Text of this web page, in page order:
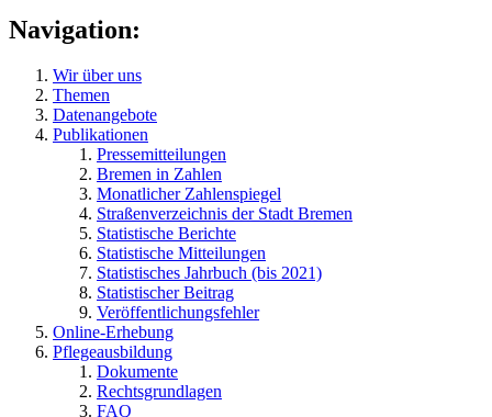
Navigation:
Wir über uns
Themen
Datenangebote
Publikationen
Pressemitteilungen
Bremen in Zahlen
Monatlicher Zahlenspiegel
Straßenverzeichnis der Stadt Bremen
Statistische Berichte
Statistische Mitteilungen
Statistisches Jahrbuch (bis 2021)
Statistischer Beitrag
Veröffentlichungsfehler
Online-Erhebung
Pflegeausbildung
Dokumente
Rechtsgrundlagen
FAQ